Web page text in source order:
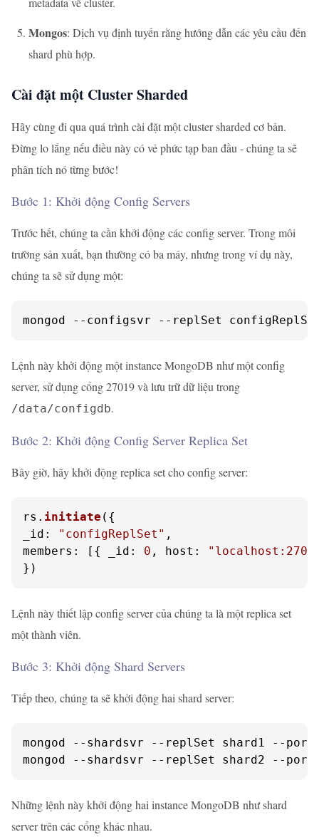
Mongos: Dịch vụ định tuyến rằng hướng dẫn các yêu cầu đến
shard phù hợp.
Cài đặt một Cluster Sharded
Hãy cùng đi qua quá trình cài đặt một cluster sharded cơ bản.
Đừng lo lắng nếu điều này có vẻ phức tạp ban đầu - chúng ta sẽ
phân tích nó từng bước!
Bước 1: Khởi động Config Servers
Trước hết, chúng ta cần khởi động các config server. Trong môi
trường sản xuất, bạn thường có ba máy, nhưng trong ví dụ này,
chúng ta sẽ sử dụng một:
mongod --configsvr --replSet
Lệnh này khởi động một instance MongoDB như một config
server, sử dụng cổng 27019 và lưu trữ dữ liệu trong
/data/configdb.
Bước 2: Khởi động Config Server Replica Set
Bây giờ, hãy khởi động replica set cho config server:
rs. initiate
_id : "configReplSet"
members : [{ _id : 0 , host :
})
Lệnh này thiết lập config server của chúng ta là một replica set
một thành viên.
Bước 3: Khởi động Shard Servers
Tiếp theo, chúng ta sẽ khởi động hai shard server:
mongod --shardsvr --replSet shard1 --
mongod --shardsvr --replSet shard2 --
Những lệnh này khởi động hai instance MongoDB như shard
server trên các cổng khác nhau.